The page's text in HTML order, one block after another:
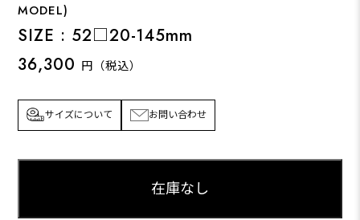
MODEL)
SIZE : 52□20-145mm
36,300 円（税込）
サイズについて お問い合わせ